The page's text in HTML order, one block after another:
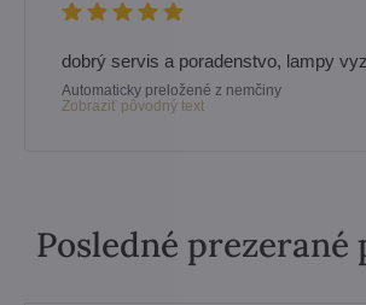
dobrý servis a poradenstvo, lampy
Automaticky preložené z nemčiny
Zobraziť pôvodný text
Posledné